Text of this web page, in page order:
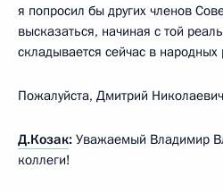
я попросил бы других членов
высказаться, начиная с той
складывается сейчас в народных
Пожалуйста, Дмитрий
Д.Козак: Уважаемый Владимир
коллеги!